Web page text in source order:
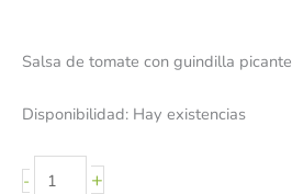
Salsa de tomate con guindilla picante
Disponibilidad: Hay existencias
- +